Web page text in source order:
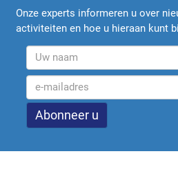
Onze experts informeren u over
activiteiten en hoe u hieraan kunt